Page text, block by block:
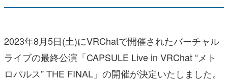
2023年8月5日(土)にVRChatで開催されたバーチャル
ライブの最終公演「CAPSULE Live in VRChat “メト
ロパルス” THE FINAL」の開催が決定いたしました。